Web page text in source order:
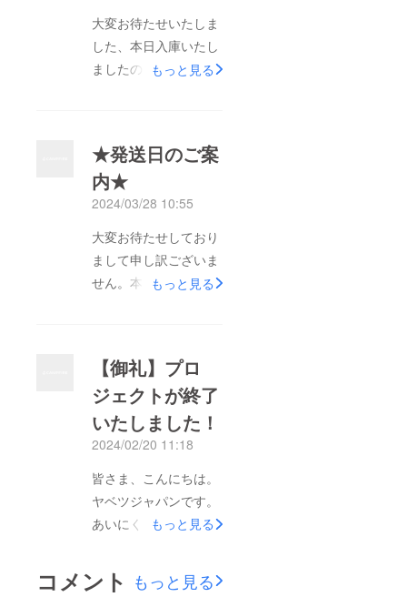
大変お待たせいたしま
した、本日入庫いたし
ましたので本プロジェ
これからも様々な製品
をご紹介してまいりま
すので、また機会がご
ざいましたらよろしく
お願いします。それで
はお届けまで楽しみに
お待ちくださいませ。
もっと見る
★発送日のご案
内★
2024/03/28 10:55
大変お待たせしており
まして申し訳ございま
せん。本プロジェクト
いただいておりますご
住所に順番に発送いた
します。何卒宜しくお
願い申し上げます。
もっと見る
【御礼】プロ
ジェクトが終了
いたしました！
2024/02/20 11:18
皆さま、こんにちは。
ヤベツジャパンです。
あいにく目標金額達成
がご声援いただいたサ
ポーター様、有難うご
もっと見る
コメント もっと見る